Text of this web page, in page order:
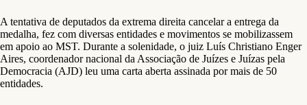
A tentativa de deputados da extrema direita cancelar a entrega da
medalha, fez com diversas entidades e movimentos se mobilizassem
em apoio ao MST. Durante a solenidade, o juiz Luís Christiano Enger
Aires, coordenador nacional da Associação de Juízes e Juízas pela
Democracia (AJD) leu uma carta aberta assinada por mais de 50
entidades.